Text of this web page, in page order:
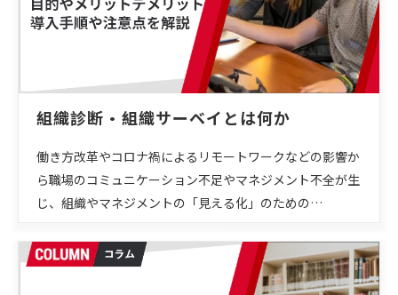
組織診断・組織サーベイとは何か
働き方改革やコロナ禍によるリモートワークなどの影響か
ら職場のコミュニケーション不足やマネジメント不全が生
じ、組織やマネジメントの「見える化」のための…